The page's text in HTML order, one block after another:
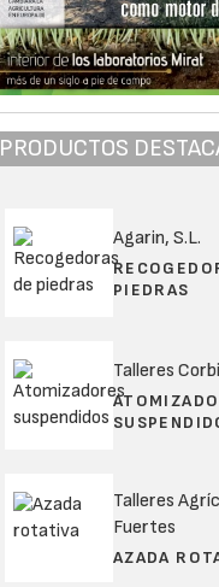
PRODUCTOS
Agarin, S.L.
PIEDRAS
Talleres
Talleres
Fuertes
AZADA